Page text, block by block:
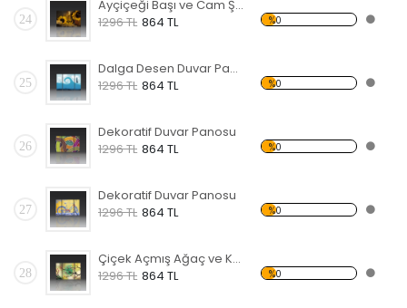
24
Ayçiçeği Başı ve Cam Şişe Forex Tablo
1296 TL 864 TL %0
25
Dalga Desen Duvar Panosu
1296 TL 864 TL %0
26
Dekoratif Duvar Panosu
1296 TL 864 TL %0
27
Dekoratif Duvar Panosu
1296 TL 864 TL %0
28
Çiçek Açmış Ağaç ve Kuş Forex Tablo
1296 TL 864 TL %0